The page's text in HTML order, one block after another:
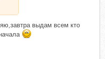
выдам всем кто